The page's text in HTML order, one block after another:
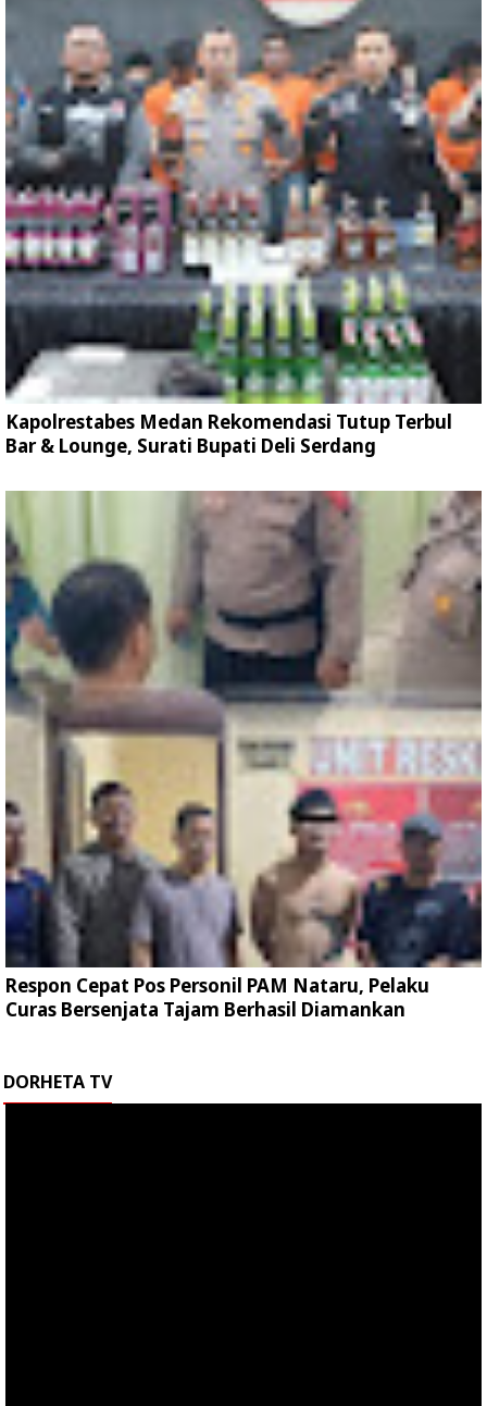
Kapolrestabes Medan Rekomendasi Tutup Terbul
Bar & Lounge, Surati Bupati Deli Serdang
Respon Cepat Pos Personil PAM Nataru, Pelaku
Curas Bersenjata Tajam Berhasil Diamankan
DORHETA TV